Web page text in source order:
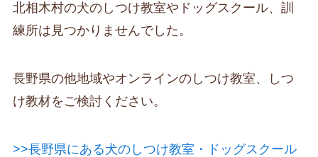
北相木村の犬のしつけ教室やドッグスクール、訓
練所は見つかりませんでした。
長野県の他地域やオンラインのしつけ教室、しつ
け教材をご検討ください。
>>長野県にある犬のしつけ教室・ドッグスクール